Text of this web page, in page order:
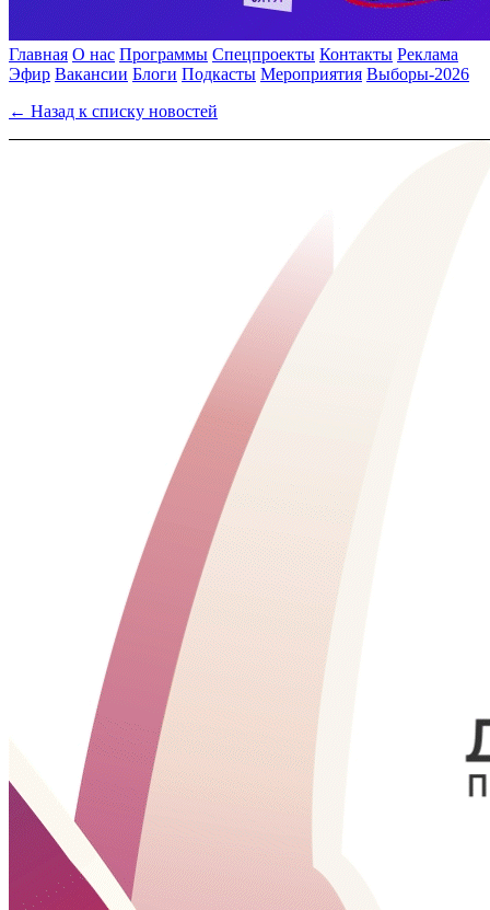
Главная О нас Программы Спецпроекты Контакты Реклама
Эфир Вакансии Блоги Подкасты Мероприятия Выборы-2026
← Назад к списку новостей